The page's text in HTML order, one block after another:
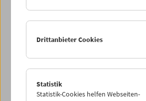
Drittanbieter Cookies
Statistik
Statistik-Cookies helfen Webseiten-